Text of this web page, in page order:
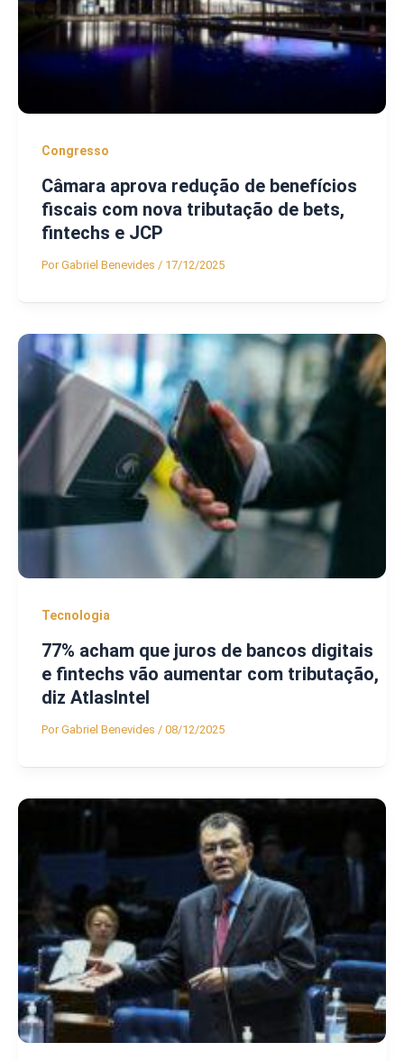
Congresso
Câmara aprova redução de benefícios
fiscais com nova tributação de bets,
fintechs e JCP
PorGabriel Benevides / 17/12/2025
Tecnologia
77% acham que juros de bancos digitais
e fintechs vão aumentar com tributação,
diz AtlasIntel
PorGabriel Benevides / 08/12/2025